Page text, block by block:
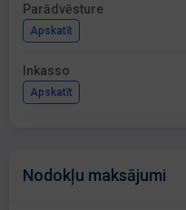
Parādvēsture
Apskatīt
Inkasso
Apskatīt
Nodokļu maksājumi